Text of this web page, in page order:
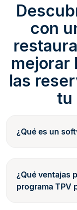
con
mejorar
las
tu
¿Qué es un
¿Qué ventajas
programa TPV